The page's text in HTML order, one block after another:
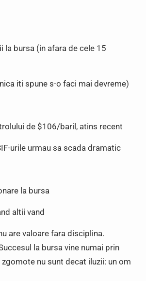
la bursa (in afara de cele 15
iti spune s-o faci mai devreme)
de $106/baril, atins recent
urile urmau sa scada dramatic
la bursa
altii vand
are valoare fara disciplina.
la bursa vine numai prin
nu sunt decat iluzii: un om